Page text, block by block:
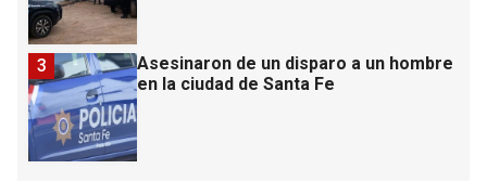
Asesinaron de un disparo a un hombre
en la ciudad de Santa Fe
3